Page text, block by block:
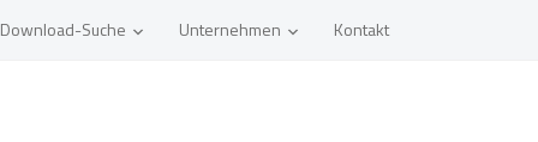
Download-Suche Unternehmen Kontakt